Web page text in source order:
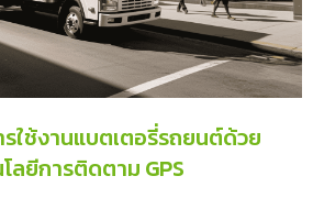
ใช้งานแบตเตอรี่รถยนต์ด้วย
โลยีการติดตาม GPS